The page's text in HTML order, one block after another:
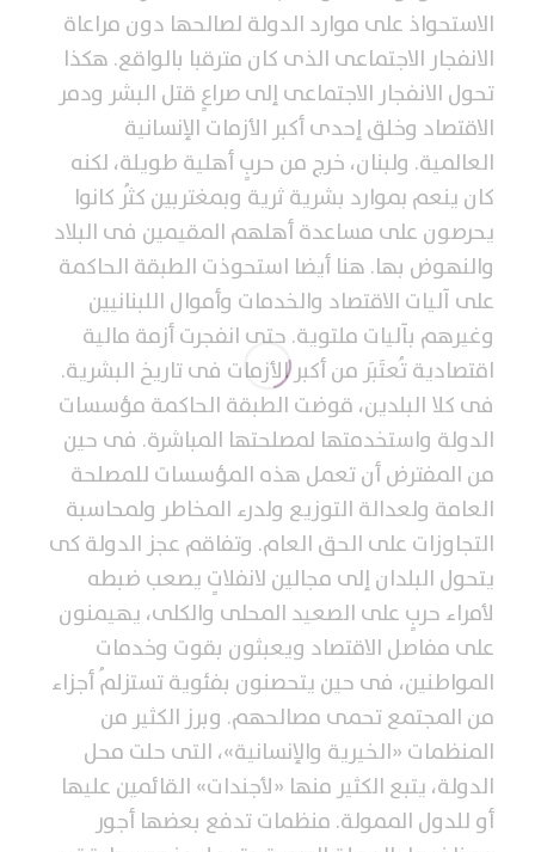
الاستحواذ على موارد الدولة لصالحها دون مراعاة
الانفجار الاجتماعى الذى كان مترقبا بالواقع. هكذا
تحول الانفجار الاجتماعى إلى صراعٍ قتل البشر ودمر
الاقتصاد وخلق إحدى أكبر الأزمات الإنسانية
العالمية. ولبنان، خرج من حربٍ أهلية طويلة، لكنه
كان ينعم بموارد بشرية ثرية وبمغتربين كثُر كانوا
يحرصون على مساعدة أهلهم المقيمين فى البلاد
والنهوض بها. هنا أيضا استحوذت الطبقة الحاكمة
على آليات الاقتصاد والخدمات وأموال اللبنانيين
وغيرهم بآليات ملتوية. حتى انفجرت أزمة مالية
اقتصادية تُعتَبَر من أكبر الأزمات فى تاريخ البشرية.
فى كلا البلدين، قوضت الطبقة الحاكمة مؤسسات
الدولة واستخدمتها لمصلحتها المباشرة. فى حين
من المفترض أن تعمل هذه المؤسسات للمصلحة
العامة ولعدالة التوزيع ولدرء المخاطر ولمحاسبة
التجاوزات على الحق العام. وتفاقم عجز الدولة كى
يتحول البلدان إلى مجالين لانفلاتٍ يصعب ضبطه
لأمراء حربٍ على الصعيد المحلى والكلى، يهيمنون
على مفاصل الاقتصاد ويعبثون بقوت وخدمات
المواطنين، فى حين يتحصنون بفئوية تستزلمُ أجزاء
من المجتمع تحمى مصالحهم. وبرز الكثير من
المنظمات «الخيرية والإنسانية»، التى حلت محل
الدولة، يتبع الكثير منها «لأجندات» القائمين عليها
أو للدول الممولة. منظمات تدفع بعضها أجور